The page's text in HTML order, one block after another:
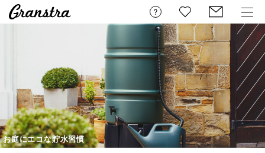
お庭にエコな貯水習慣